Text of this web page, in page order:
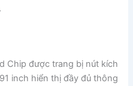
Chip được trang bị nút kích
inch hiển thị đầy đủ thông